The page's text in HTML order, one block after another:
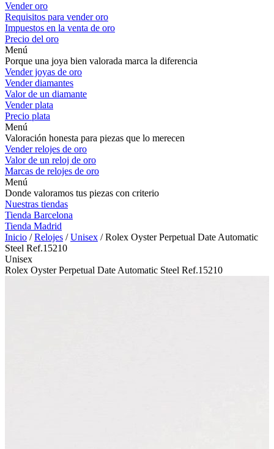
Vender oro
Requisitos para vender oro
Impuestos en la venta de oro
Precio del oro
Menú
Porque una joya bien valorada marca la diferencia
Vender joyas de oro
Vender diamantes
Valor de un diamante
Vender plata
Precio plata
Menú
Valoración honesta para piezas que lo merecen
Vender relojes de oro
Valor de un reloj de oro
Marcas de relojes de oro
Menú
Donde valoramos tus piezas con criterio
Nuestras tiendas
Tienda Barcelona
Tienda Madrid
Inicio /Relojes /Unisex / Rolex Oyster Perpetual Date Automatic
Steel Ref.15210
Unisex
Rolex Oyster Perpetual Date Automatic Steel Ref.15210